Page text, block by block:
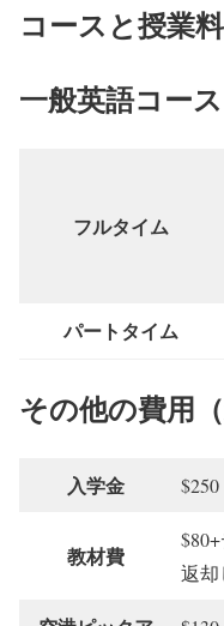
コースと授業料
一般英語コース
フルタイム
パートタイム
その他の費用（
入学金 $250
教材費
返却